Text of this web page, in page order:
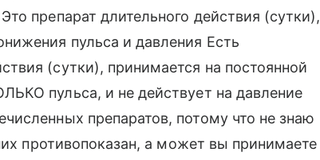
препарат длительного действия (сутки),
пульса и давления Есть
(сутки), принимается на постоянной
пульса, и не действует на давление
препаратов, потому что не знаю
противопоказан, а может вы принимаете